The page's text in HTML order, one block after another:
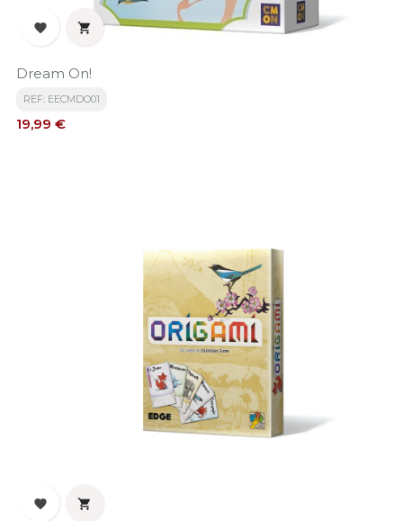
 
Dream On!
REF: EECMDO01
Precio
19,99 €
 